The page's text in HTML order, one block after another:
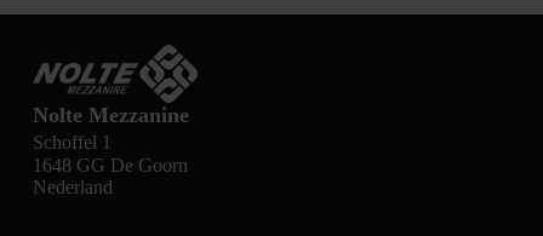
Nolte Mezzanine
Schoffel 1
1648 GG De Goorn
Nederland